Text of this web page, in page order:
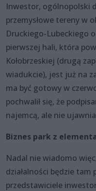
Inwestor, ogólnopolski
przemysłowe tereny w
Druckiego-Lubeckiego
pierwszej hali, która
Kołobrzeskiej (drugą
wiadukcie), jest już na
ma być gotowy w
pochwalił się, że
najemcą, ale nie
Biznes park z
Nadal nie wiadomo
działalności będzie tam
przedstawiciele